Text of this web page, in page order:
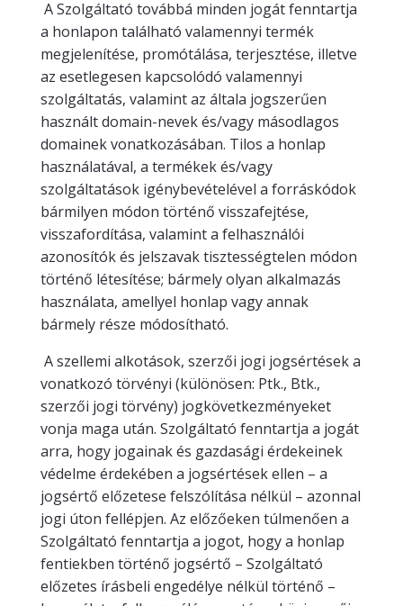
A Szolgáltató továbbá minden jogát fenntartja
a honlapon található valamennyi termék
megjelenítése, promótálása, terjesztése, illetve
az esetlegesen kapcsolódó valamennyi
szolgáltatás, valamint az általa jogszerűen
használt domain-nevek és/vagy másodlagos
domainek vonatkozásában. Tilos a honlap
használatával, a termékek és/vagy
szolgáltatások igénybevételével a forráskódok
bármilyen módon történő visszafejtése,
visszafordítása, valamint a felhasználói
azonosítók és jelszavak tisztességtelen módon
történő létesítése; bármely olyan alkalmazás
használata, amellyel honlap vagy annak
bármely része módosítható.
A szellemi alkotások, szerzői jogi jogsértések a
vonatkozó törvényi (különösen: Ptk., Btk.,
szerzői jogi törvény) jogkövetkezményeket
vonja maga után. Szolgáltató fenntartja a jogát
arra, hogy jogainak és gazdasági érdekeinek
védelme érdekében a jogsértések ellen – a
jogsértő előzetese felszólítása nélkül – azonnal
jogi úton fellépjen. Az előzőeken túlmenően a
Szolgáltató fenntartja a jogot, hogy a honlap
fentiekben történő jogsértő – Szolgáltató
előzetes írásbeli engedélye nélkül történő –